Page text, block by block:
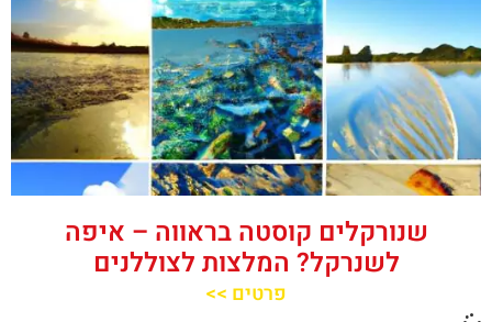
שנורקלים קוסטה בראווה – איפה
לשנרקל? המלצות לצוללנים
פרטים >>